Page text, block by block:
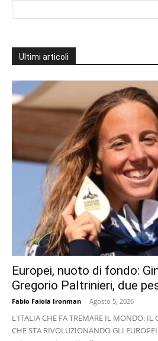
Ultimi articoli
Europei, nuoto di fondo:
Gregorio Paltrinieri, due
Fabio Faiola Ironman - Agosto 5, 2026
L'ITALIA CHE FA TREMARE IL MONDO: IL
CHE STA RIVOLUZIONANDO GLI